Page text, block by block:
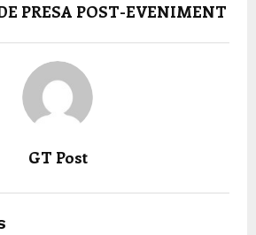
PRESA POST-EVENIMENT
GT Post